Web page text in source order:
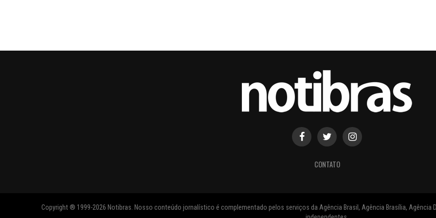
CONTATO
Copyright ® 1999-2026 Notibras. Nosso conteúdo jornalístico é complementado pelos serviços da Agência Brasil, Agência Brasília, Agência